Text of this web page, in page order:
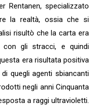
Rentanen, specializzato
la realtà, ossia che si
risultò che la carta era
gli stracci, e quindi
era risultata positiva
quegli agenti sbiancanti
negli anni Cinquanta
a raggi ultravioletti.